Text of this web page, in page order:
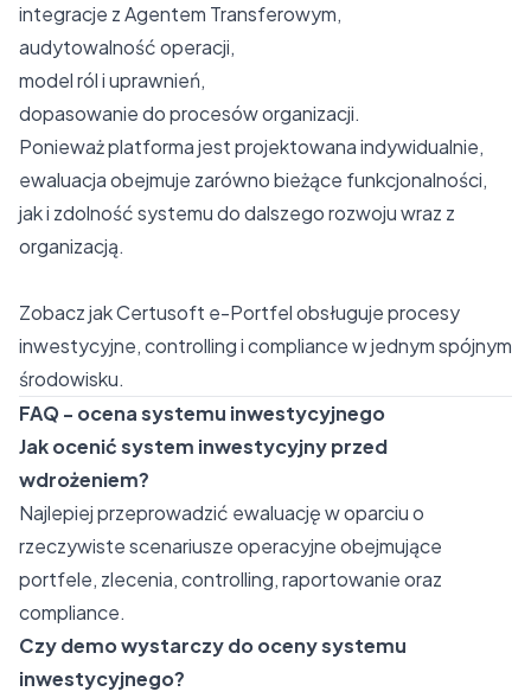
integracje z Agentem Transferowym,
audytowalność operacji,
model ról i uprawnień,
dopasowanie do procesów organizacji.
Ponieważ platforma jest projektowana indywidualnie,
ewaluacja obejmuje zarówno bieżące funkcjonalności,
jak i zdolność systemu do dalszego rozwoju wraz z
organizacją.
Zobacz jak Certusoft e-Portfel obsługuje procesy
inwestycyjne, controlling i compliance w jednym spójnym
środowisku.
FAQ - ocena systemu inwestycyjnego
Jak ocenić system inwestycyjny przed
wdrożeniem?
Najlepiej przeprowadzić ewaluację w oparciu o
rzeczywiste scenariusze operacyjne obejmujące
portfele, zlecenia, controlling, raportowanie oraz
compliance.
Czy demo wystarczy do oceny systemu
inwestycyjnego?